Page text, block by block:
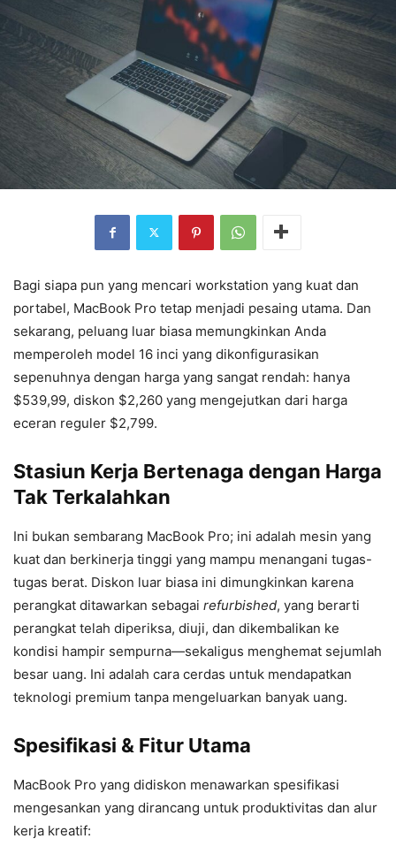
Bagi siapa pun yang mencari workstation yang kuat dan
portabel, MacBook Pro tetap menjadi pesaing utama. Dan
sekarang, peluang luar biasa memungkinkan Anda
memperoleh model 16 inci yang dikonfigurasikan
sepenuhnya dengan harga yang sangat rendah: hanya
$539,99, diskon $2,260 yang mengejutkan dari harga
eceran reguler $2,799.
Stasiun Kerja Bertenaga dengan Harga
Tak Terkalahkan
Ini bukan sembarang MacBook Pro; ini adalah mesin yang
kuat dan berkinerja tinggi yang mampu menangani tugas-
tugas berat. Diskon luar biasa ini dimungkinkan karena
perangkat ditawarkan sebagai refurbished, yang berarti
perangkat telah diperiksa, diuji, dan dikembalikan ke
kondisi hampir sempurna—sekaligus menghemat sejumlah
besar uang. Ini adalah cara cerdas untuk mendapatkan
teknologi premium tanpa mengeluarkan banyak uang.
Spesifikasi & Fitur Utama
MacBook Pro yang didiskon menawarkan spesifikasi
mengesankan yang dirancang untuk produktivitas dan alur
kerja kreatif: